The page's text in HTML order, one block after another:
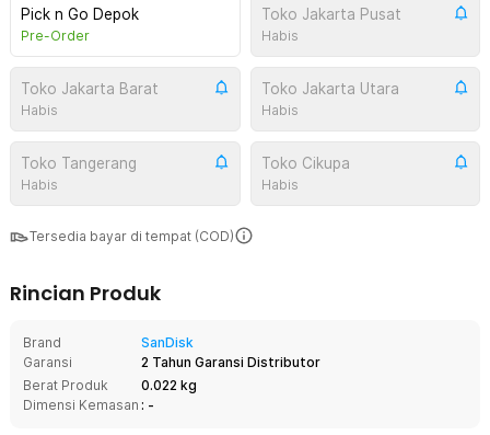
Pick n Go Depok
Pre-Order
Toko Jakarta Pusat
Habis
Toko Jakarta Barat
Habis
Toko Jakarta Utara
Habis
Toko Tangerang
Habis
Toko Cikupa
Habis
Tersedia bayar di tempat (COD)
Rincian Produk
Brand
SanDisk
Garansi
2 Tahun Garansi Distributor
Berat Produk
0.022 kg
Dimensi Kemasan : -